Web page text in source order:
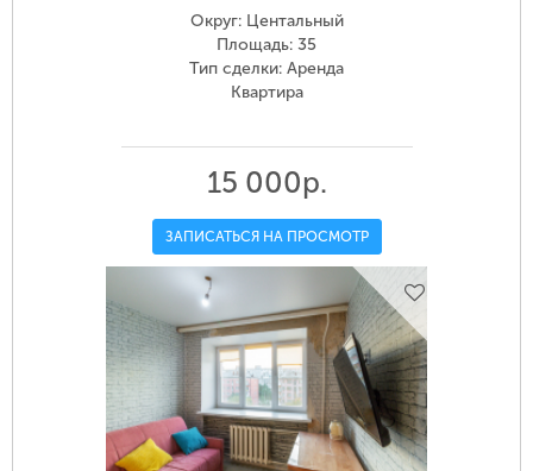
Округ: Центальный
Площадь: 35
Тип сделки: Аренда
Квартира
15 000р.
ЗАПИСАТЬСЯ НА ПРОСМОТР